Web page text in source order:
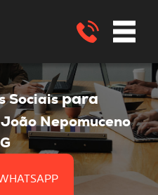
Sociaispara
Nepomuceno